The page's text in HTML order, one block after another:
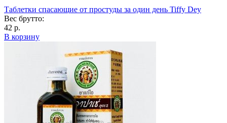
Таблетки спасающие от простуды за один день Tiffy Dey
Вес брутто:
42 р.
В корзину